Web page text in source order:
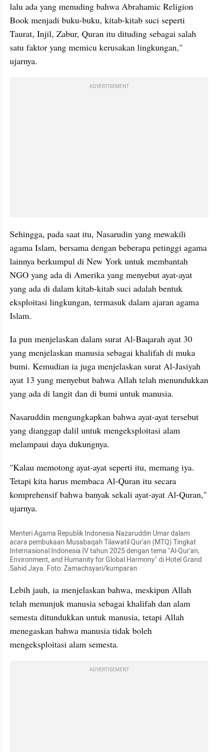
lalu ada yang menuding bahwa Abrahamic Religion
Book menjadi buku-buku, kitab-kitab suci seperti
Taurat, Injil, Zabur, Quran itu dituding sebagai salah
satu faktor yang memicu kerusakan lingkungan,"
ujarnya.
ADVERTISEMENT
Sehingga, pada saat itu, Nasarudin yang mewakili
agama Islam, bersama dengan beberapa petinggi agama
lainnya berkumpul di New York untuk membantah
NGO yang ada di Amerika yang menyebut ayat-ayat
yang ada di dalam kitab-kitab suci adalah bentuk
eksploitasi lingkungan, termasuk dalam ajaran agama
Islam.
Ia pun menjelaskan dalam surat Al-Baqarah ayat 30
yang menjelaskan manusia sebagai khalifah di muka
bumi. Kemudian ia juga menjelaskan surat Al-Jasiyah
ayat 13 yang menyebut bahwa Allah telah menundukkan
yang ada di langit dan di bumi untuk manusia.
Nasaruddin mengungkapkan bahwa ayat-ayat tersebut
yang dianggap dalil untuk mengeksploitasi alam
melampaui daya dukungnya.
"Kalau memotong ayat-ayat seperti itu, memang iya.
Tetapi kita harus membaca Al-Quran itu secara
komprehensif bahwa banyak sekali ayat-ayat Al-Quran,"
ujarnya.
Menteri Agama Republik Indonesia Nazaruddin Umar dalam
acara pembukaan Musabaqah Tilawatil Qur'an (MTQ) Tingkat
Internasional Indonesia IV tahun 2025 dengan tema "Al-Qur'an,
Environment, and Humanity for Global Harmony" di Hotel Grand
Sahid Jaya. Foto: Zamachsyari/kumparan
Lebih jauh, ia menjelaskan bahwa, meskipun Allah
telah menunjuk manusia sebagai khalifah dan alam
semesta ditundukkan untuk manusia, tetapi Allah
menegaskan bahwa manusia tidak boleh
mengeksploitasi alam semesta.
ADVERTISEMENT